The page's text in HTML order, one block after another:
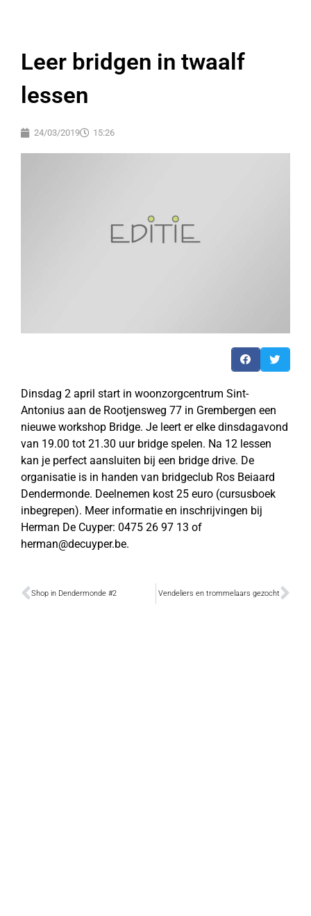
Leer bridgen in twaalf
lessen
24/03/2019 15:26
Dinsdag 2 april start in woonzorgcentrum Sint-
Antonius aan de Rootjensweg 77 in Grembergen een
nieuwe workshop Bridge. Je leert er elke dinsdagavond
van 19.00 tot 21.30 uur bridge spelen. Na 12 lessen
kan je perfect aansluiten bij een bridge drive. De
organisatie is in handen van bridgeclub Ros Beiaard
Dendermonde. Deelnemen kost 25 euro (cursusboek
inbegrepen). Meer informatie en inschrijvingen bij
Herman De Cuyper: 0475 26 97 13 of
herman@decuyper.be.
Shop in Dendermonde #2 Vendeliers en trommelaars gezocht